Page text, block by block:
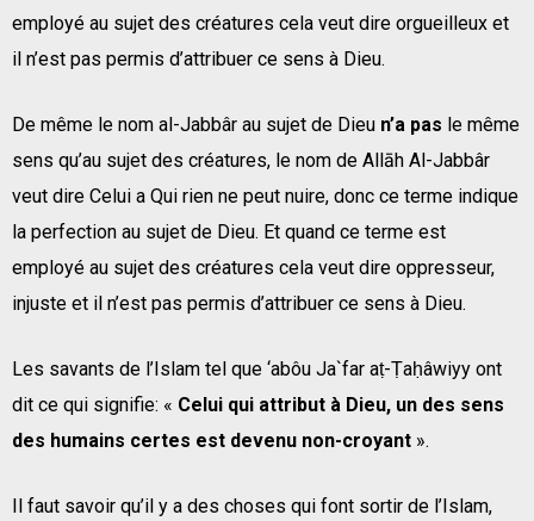
employé au sujet des créatures cela veut dire orgueilleux et
il n’est pas permis d’attribuer ce sens à Dieu.
De même le nom al-Jabbâr au sujet de Dieu n’a pas le même
sens qu’au sujet des créatures, le nom de Allāh Al-Jabbâr
veut dire Celui a Qui rien ne peut nuire, donc ce terme indique
la perfection au sujet de Dieu. Et quand ce terme est
employé au sujet des créatures cela veut dire oppresseur,
injuste et il n’est pas permis d’attribuer ce sens à Dieu.
Les savants de l’Islam tel que ‘abôu Ja`far aṭ-Ṭaḥâwiyy ont
dit ce qui signifie: « Celui qui attribut à Dieu, un des sens
des humains certes est devenu non-croyant ».
Il faut savoir qu’il y a des choses qui font sortir de l’Islam,